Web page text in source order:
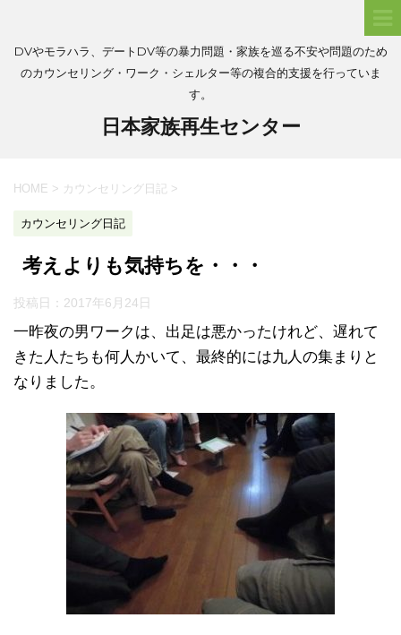
DVやモラハラ、デートDV等の暴力問題・家族を巡る不安や問題のため
のカウンセリング・ワーク・シェルター等の複合的支援を行っていま
す。
日本家族再生センター
HOME > カウンセリング日記 >
カウンセリング日記
考えよりも気持ちを・・・
投稿日： 2017年6月24日
一昨夜の男ワークは、出足は悪かったけれど、遅れて
きた人たちも何人かいて、最終的には九人の集まりと
なりました。